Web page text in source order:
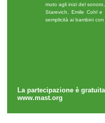
muto agli inizi del
Starevich, Emile Cohl
semplicità ai bambini con
La partecipazione è
www.mast.org